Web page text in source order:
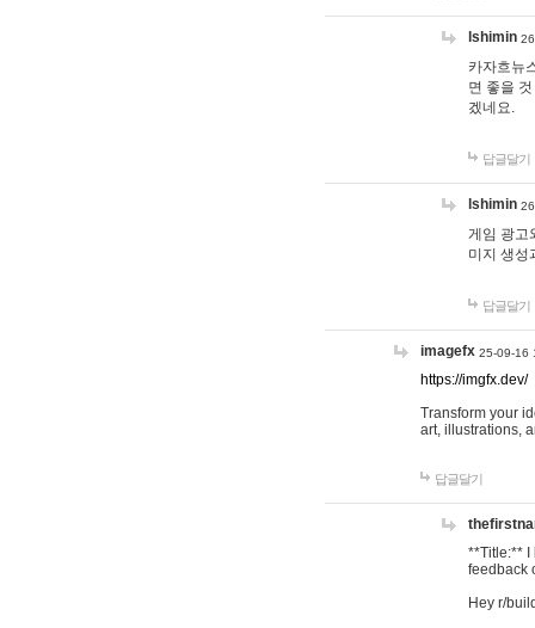
lshimin
카자흐뉴
면 좋을
겠네요.
답글달기
lshimin
게임 광고
미지 생성
답글달기
imagefx 25-09-16
https://imgfx.dev/
Transform your
art, illustrations,
답글달기
**Title:** I
feedback
Hey r/